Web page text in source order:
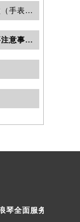
浪琴手表想保养该怎么做（手表如何保养）
浪琴手表日常有哪些需要注意事项|浪琴手表保养
琴全面服务